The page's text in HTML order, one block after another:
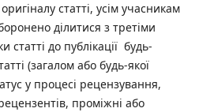
статті, усім учасникам
ділитися з третіми
статті до публікації будь-
(загалом або будь-якої
у процесі рецензування,
проміжні або